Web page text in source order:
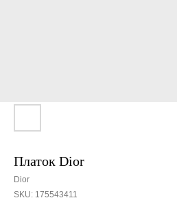
Платок Dior
Dior
SKU: 175543411